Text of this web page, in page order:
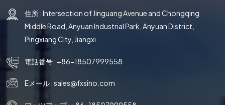
ためです。平行な表面の設計により、リングの内側が液体と
接触するのを防ぎます。 パックドタワーはタワー機器の一種
です。タワーに適切な高さのパッキンを充填して、2 つの流
体間の接触面を増やします。例えばガスの吸収に応用する
と、液体は塔頂部の分配器を通ってパッキンの表面に沿って
に流れ、液体と密接に相互作用します。構造が比較的シンプ
住所 : Intersection of Jinguang Avenue and Chongqing
Middle Road, Anyuan Industrial Park, Anyuan District,
Pingxiang City, Jiangxi
電話番号 : +86-18507999558
Eメール :sales@fxsino.com